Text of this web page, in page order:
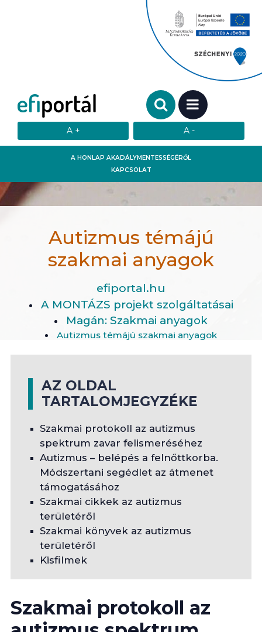
A HONLAP AKADÁLYMENTESSÉGÉRŐL
KAPCSOLAT
Keresendő szó:
MENÜ
Autizmus témájú
szakmai anyagok
efiportal.hu
A MONTÁZS projekt szolgáltatásai
Magán: Szakmai anyagok
Autizmus témájú szakmai anyagok
AZ OLDAL
TARTALOMJEGYZÉKE
Szakmai protokoll az autizmus
spektrum zavar felismeréséhez
Autizmus – belépés a felnőttkorba.
Módszertani segédlet az átmenet
támogatásához
Szakmai cikkek az autizmus
területéről
Szakmai könyvek az autizmus
területéről
Kisfilmek
Szakmai protokoll az